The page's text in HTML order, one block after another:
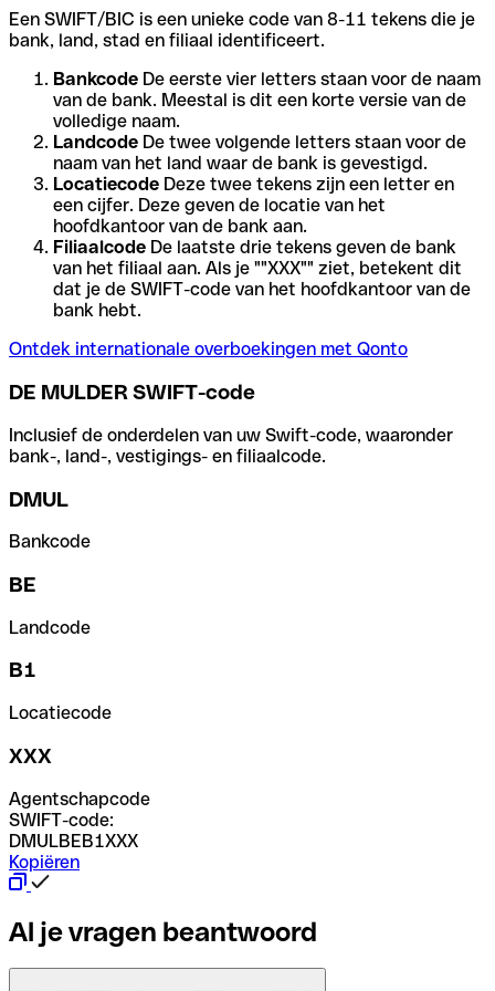
Een SWIFT/BIC is een unieke code van 8-11 tekens die je
bank, land, stad en filiaal identificeert.
Bankcode De eerste vier letters staan voor de naam
van de bank. Meestal is dit een korte versie van de
volledige naam.
Landcode De twee volgende letters staan voor de
naam van het land waar de bank is gevestigd.
Locatiecode Deze twee tekens zijn een letter en
een cijfer. Deze geven de locatie van het
hoofdkantoor van de bank aan.
Filiaalcode De laatste drie tekens geven de bank
van het filiaal aan. Als je ""XXX"" ziet, betekent dit
dat je de SWIFT-code van het hoofdkantoor van de
bank hebt.
Ontdek internationale overboekingen met Qonto
DE MULDER SWIFT-code
Inclusief de onderdelen van uw Swift-code, waaronder
bank-, land-, vestigings- en filiaalcode.
DMUL
Bankcode
BE
Landcode
B1
Locatiecode
XXX
Agentschapcode
SWIFT-code:
DMULBEB1XXX
Kopiëren
Al je vragen beantwoord